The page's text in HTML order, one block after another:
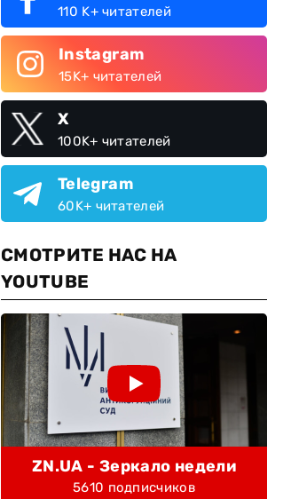
110 K+ читателей
Instagram
15K+ читателей
X
100K+ читателей
Telegram
60K+ читателей
СМОТРИТЕ НАС НА
YOUTUBE
ZN.UA - Зеркало недели
5610 подписчиков